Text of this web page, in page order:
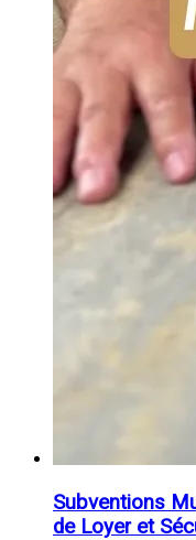
Subventions
de Loyer et